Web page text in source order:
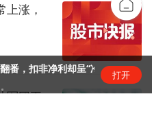
涨，
军团再
非净利却呈“冷暖”两
打开